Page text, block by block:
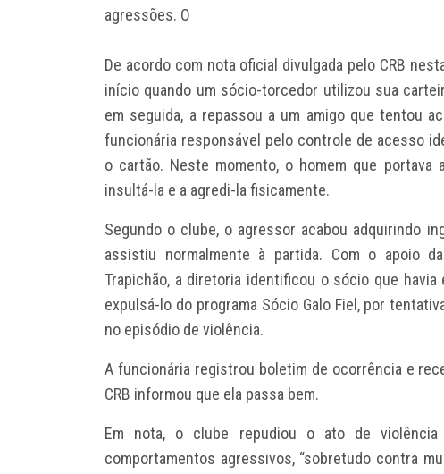
agressões. O
De acordo com nota oficial divulgada pelo CRB
início quando um sócio-torcedor utilizou sua
em seguida, a repassou a um amigo que tentou
funcionária responsável pelo controle de acesso
o cartão. Neste momento, o homem que portava
insultá-la e a agredi-la fisicamente.
Segundo o clube, o agressor acabou adquirindo
assistiu normalmente à partida. Com o apoio
Trapichão, a diretoria identificou o sócio que
expulsá-lo do programa Sócio Galo Fiel, por
no episódio de violência.
A funcionária registrou boletim de ocorrência e
CRB informou que ela passa bem.
Em nota, o clube repudiou o ato de
comportamentos agressivos, “sobretudo contra